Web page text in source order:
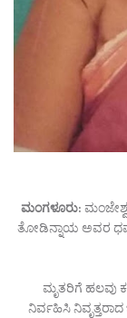
ಮಂಗಳೂರು:
ತೋಡಿನ್ನಾಯ ಅವರ
ಮೃತರಿಗೆ ಹಲವು
ನಿರ್ವಹಿಸಿ